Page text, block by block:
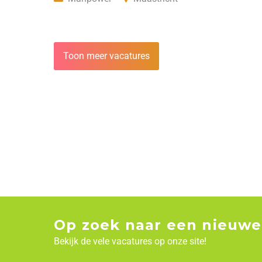
Toon meer vacatures
Op zoek naar een
Bekijk de vele vacatures op onze site!